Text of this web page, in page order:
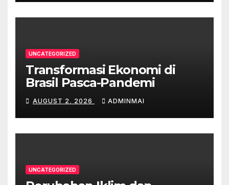
UNCATEGORIZED
Transformasi Ekonomi di
Brasil Pasca-Pandemi
AUGUST 2, 2026 ADMINMAI
UNCATEGORIZED